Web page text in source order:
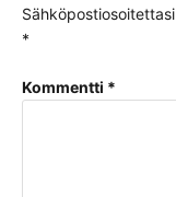
*
Kommentti *